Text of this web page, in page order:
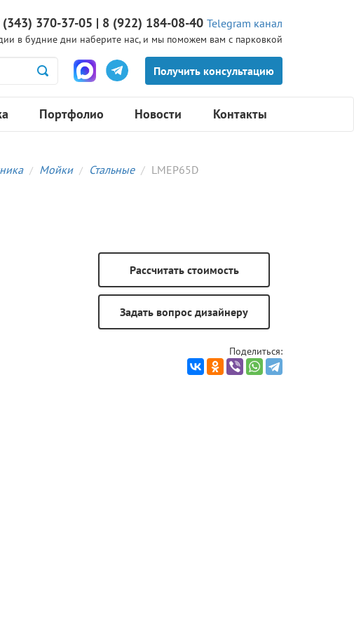
(343) 370-37-05 | 8 (922) 184-08-40 Telegram канал
в будние дни наберите нас, и мы поможем вам с парковкой
Портфолио Новости Контакты
Мойки Стальные LMEP65D
Поделиться: